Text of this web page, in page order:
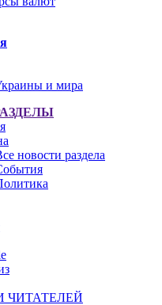
новости раздела
ЧИТАТЕЛЕЙ